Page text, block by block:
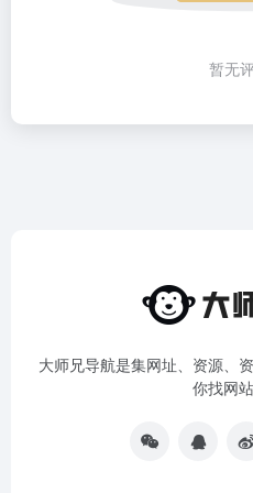
暂无
大师兄导航是集网址、资源、
你找网